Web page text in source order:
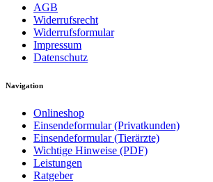
AGB
Widerrufsrecht
Widerrufsformular
Impressum
Datenschutz
Navigation
Onlineshop
Einsendeformular (Privatkunden)
Einsendeformular (Tierärzte)
Wichtige Hinweise (PDF)
Leistungen
Ratgeber